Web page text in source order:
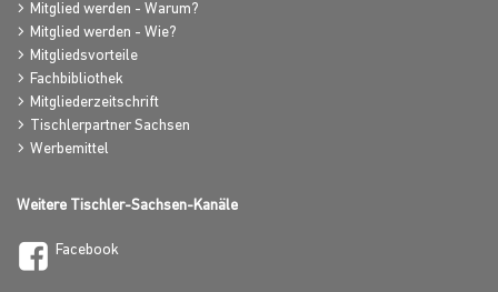
Mitglied werden - Warum?
Mitglied werden - Wie?
Mitgliedsvorteile
Fachbibliothek
Mitgliederzeitschrift
Tischlerpartner Sachsen
Werbemittel
Weitere Tischler-Sachsen-Kanäle
Facebook